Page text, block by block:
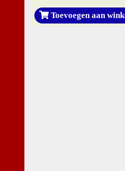
Toevoegen aan